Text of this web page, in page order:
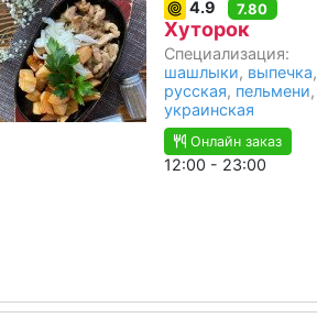
4.9 7.80
Хуторок
Специализация:
шашлыки, выпечка,
русская, пельмени,
украинская
Онлайн заказ
12:00 - 23:00